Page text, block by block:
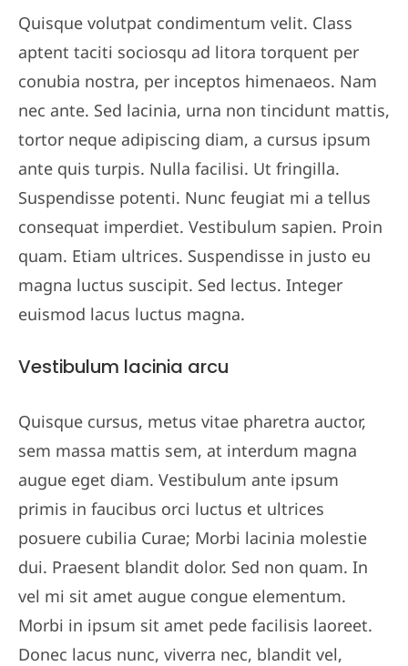
Quisque volutpat condimentum velit. Class
aptent taciti sociosqu ad litora torquent per
conubia nostra, per inceptos himenaeos. Nam
nec ante. Sed lacinia, urna non tincidunt mattis,
tortor neque adipiscing diam, a cursus ipsum
ante quis turpis. Nulla facilisi. Ut fringilla.
Suspendisse potenti. Nunc feugiat mi a tellus
consequat imperdiet. Vestibulum sapien. Proin
quam. Etiam ultrices. Suspendisse in justo eu
magna luctus suscipit. Sed lectus. Integer
euismod lacus luctus magna.
Vestibulum lacinia arcu
Quisque cursus, metus vitae pharetra auctor,
sem massa mattis sem, at interdum magna
augue eget diam. Vestibulum ante ipsum
primis in faucibus orci luctus et ultrices
posuere cubilia Curae; Morbi lacinia molestie
dui. Praesent blandit dolor. Sed non quam. In
vel mi sit amet augue congue elementum.
Morbi in ipsum sit amet pede facilisis laoreet.
Donec lacus nunc, viverra nec, blandit vel,